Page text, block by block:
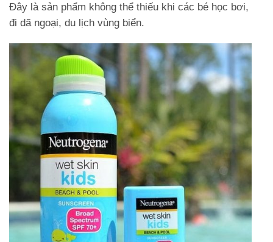
Đây là sản phẩm không thể thiếu khi các bé học bơi,
đi dã ngoại, du lịch vùng biển.